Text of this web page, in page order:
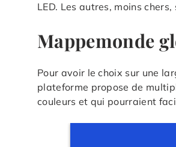
LED. Les autres, moins
Mappemonde
Pour avoir le choix sur une
plateforme propose de
couleurs et qui pourraient